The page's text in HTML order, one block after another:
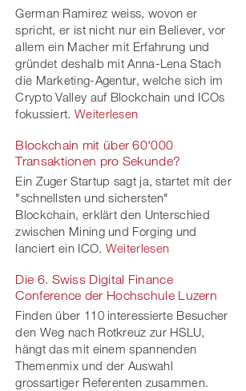
German Ramirez weiss, wovon er
spricht, er ist nicht nur ein Believer, vor
allem ein Macher mit Erfahrung und
gründet deshalb mit Anna-Lena Stach
die Marketing-Agentur, welche sich im
Crypto Valley auf Blockchain und ICOs
fokussiert. Weiterlesen
Blockchain mit über 60'000
Transaktionen pro Sekunde?
Ein Zuger Startup sagt ja, startet mit der
"schnellsten und sichersten"
Blockchain, erklärt den Unterschied
zwischen Mining und Forging und
lanciert ein ICO. Weiterlesen
Die 6. Swiss Digital Finance
Conference der Hochschule Luzern
Finden über 110 interessierte Besucher
den Weg nach Rotkreuz zur HSLU,
hängt das mit einem spannenden
Themenmix und der Auswahl
grossartiger Referenten zusammen.